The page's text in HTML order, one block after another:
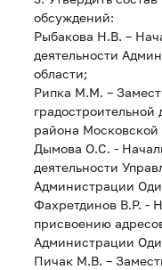
обсуждений:
Рыбакова Н.В. –
деятельности
области;
Рипка М.М. –
района Московской
Дымова О.С. -
деятельности
Администрации
Фахретдинов В.Р. -
присвоению
Администрации
Пичак М.В. –